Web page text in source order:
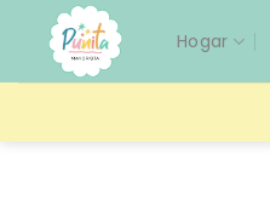
contenido
Hogar